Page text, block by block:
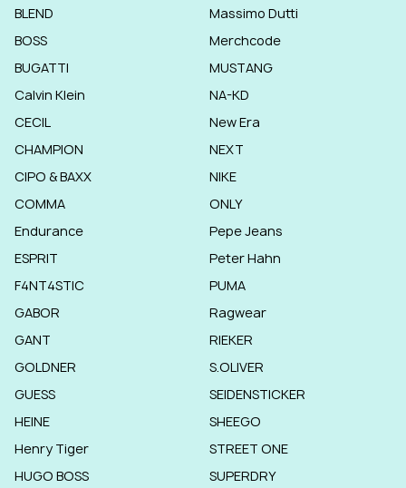
BLEND
BOSS
BUGATTI
Calvin Klein
CECIL
CHAMPION
CIPO & BAXX
COMMA
Endurance
ESPRIT
F4NT4STIC
GABOR
GANT
GOLDNER
GUESS
HEINE
Henry Tiger
HUGO BOSS
Massimo Dutti
Merchcode
MUSTANG
NA-KD
New Era
NEXT
NIKE
ONLY
Pepe Jeans
Peter Hahn
PUMA
Ragwear
RIEKER
S.OLIVER
SEIDENSTICKER
SHEEGO
STREET ONE
SUPERDRY